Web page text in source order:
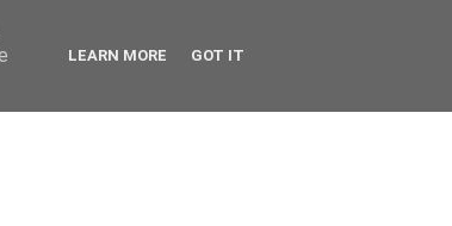
LEARN MORE GOT IT